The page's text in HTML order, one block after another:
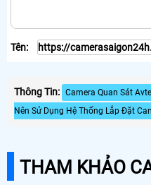
Tên:
Thông Tin: Camera Quan Sát
Nên Sử Dụng Hệ Thống Lắp Đặt
THAM KHẢO